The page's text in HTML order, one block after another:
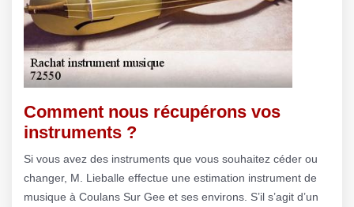
Comment nous récupérons vos
instruments ?
Si vous avez des instruments que vous souhaitez céder ou
changer, M. Lieballe effectue une estimation instrument de
musique à Coulans Sur Gee et ses environs. S’il s’agit d’un